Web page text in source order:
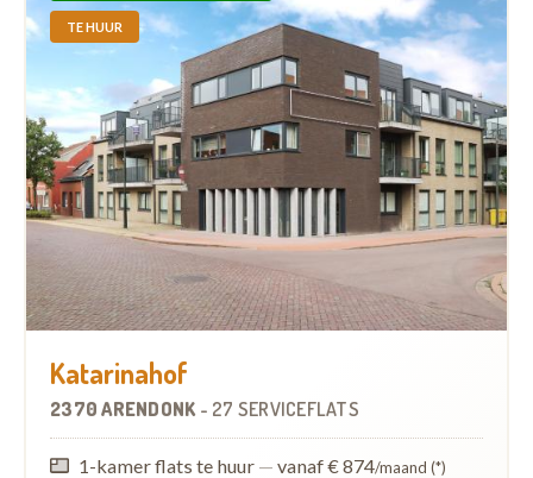
TE HUUR
Katarinahof
2370 ARENDONK - 27 SERVICEFLATS
1-kamer flats te huur — vanaf € 874/maand (*)